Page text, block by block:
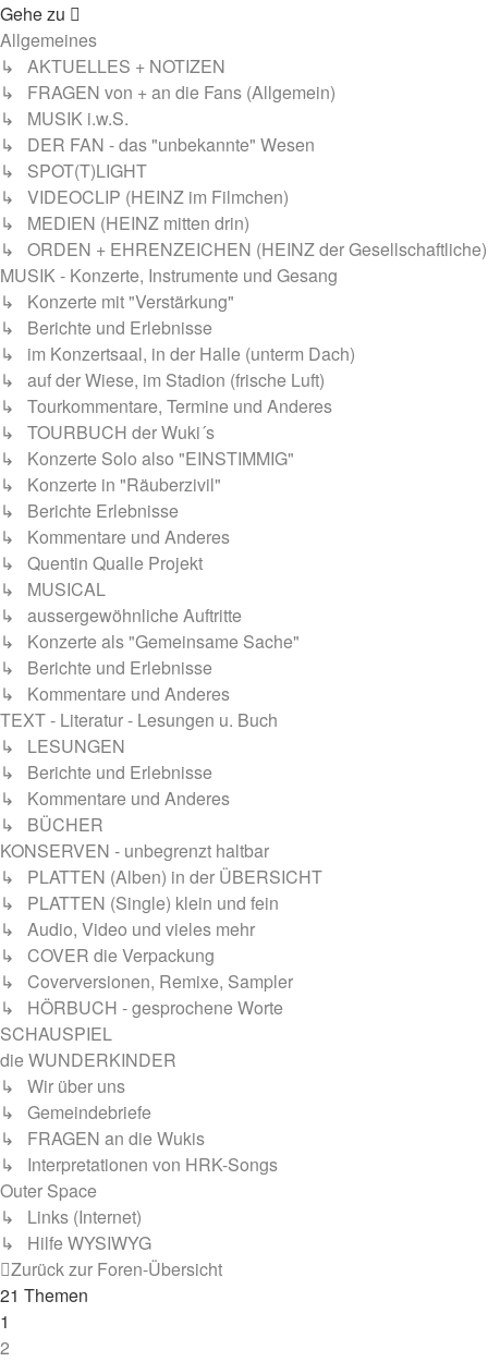
Gehe zu
Allgemeines
↳ AKTUELLES + NOTIZEN
↳ FRAGEN von + an die Fans (Allgemein)
↳ MUSIK i.w.S.
↳ DER FAN - das "unbekannte" Wesen
↳ SPOT(T)LIGHT
↳ VIDEOCLIP (HEINZ im Filmchen)
↳ MEDIEN (HEINZ mitten drin)
↳ ORDEN + EHRENZEICHEN (HEINZ der Gesellschaftliche)
MUSIK - Konzerte, Instrumente und Gesang
↳ Konzerte mit "Verstärkung"
↳ Berichte und Erlebnisse
↳ im Konzertsaal, in der Halle (unterm Dach)
↳ auf der Wiese, im Stadion (frische Luft)
↳ Tourkommentare, Termine und Anderes
↳ TOURBUCH der Wuki´s
↳ Konzerte Solo also "EINSTIMMIG"
↳ Konzerte in "Räuberzivil"
↳ Berichte Erlebnisse
↳ Kommentare und Anderes
↳ Quentin Qualle Projekt
↳ MUSICAL
↳ aussergewöhnliche Auftritte
↳ Konzerte als "Gemeinsame Sache"
↳ Berichte und Erlebnisse
↳ Kommentare und Anderes
TEXT - Literatur - Lesungen u. Buch
↳ LESUNGEN
↳ Berichte und Erlebnisse
↳ Kommentare und Anderes
↳ BÜCHER
KONSERVEN - unbegrenzt haltbar
↳ PLATTEN (Alben) in der ÜBERSICHT
↳ PLATTEN (Single) klein und fein
↳ Audio, Video und vieles mehr
↳ COVER die Verpackung
↳ Coverversionen, Remixe, Sampler
↳ HÖRBUCH - gesprochene Worte
SCHAUSPIEL
die WUNDERKINDER
↳ Wir über uns
↳ Gemeindebriefe
↳ FRAGEN an die Wukis
↳ Interpretationen von HRK-Songs
Outer Space
↳ Links (Internet)
↳ Hilfe WYSIWYG
Zurück zur Foren-Übersicht
21 Themen
1
2